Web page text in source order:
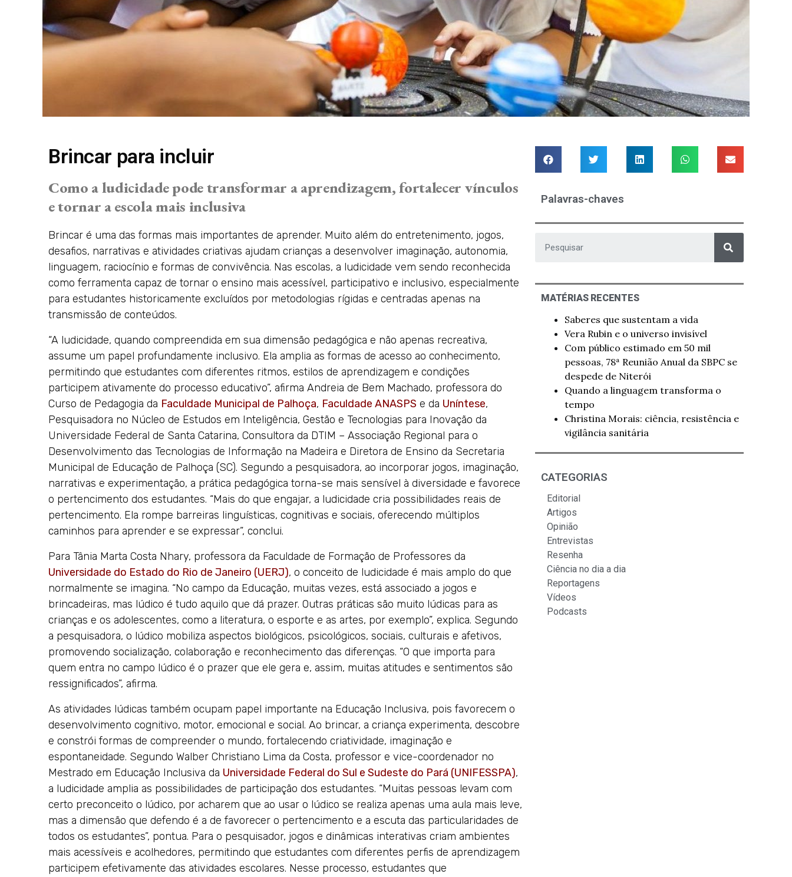
Brincar para incluir
Como a ludicidade pode transformar a aprendizagem, fortalecer vínculos
e tornar a escola mais inclusiva
Brincar é uma das formas mais importantes de aprender. Muito além do entretenimento, jogos,
desafios, narrativas e atividades criativas ajudam crianças a desenvolver imaginação, autonomia,
linguagem, raciocínio e formas de convivência. Nas escolas, a ludicidade vem sendo reconhecida
como ferramenta capaz de tornar o ensino mais acessível, participativo e inclusivo, especialmente
para estudantes historicamente excluídos por metodologias rígidas e centradas apenas na
transmissão de conteúdos.
“A ludicidade, quando compreendida em sua dimensão pedagógica e não apenas recreativa,
assume um papel profundamente inclusivo. Ela amplia as formas de acesso ao conhecimento,
permitindo que estudantes com diferentes ritmos, estilos de aprendizagem e condições
participem ativamente do processo educativo”, afirma Andreia de Bem Machado, professora do
Curso de Pedagogia da Faculdade Municipal de Palhoça, Faculdade ANASPS e da Uníntese,
Pesquisadora no Núcleo de Estudos em Inteligência, Gestão e Tecnologias para Inovação da
Universidade Federal de Santa Catarina, Consultora da DTIM – Associação Regional para o
Desenvolvimento das Tecnologias de Informação na Madeira e Diretora de Ensino da Secretaria
Municipal de Educação de Palhoça (SC). Segundo a pesquisadora, ao incorporar jogos, imaginação,
narrativas e experimentação, a prática pedagógica torna-se mais sensível à diversidade e favorece
o pertencimento dos estudantes. “Mais do que engajar, a ludicidade cria possibilidades reais de
pertencimento. Ela rompe barreiras linguísticas, cognitivas e sociais, oferecendo múltiplos
caminhos para aprender e se expressar”, conclui.
Para Tânia Marta Costa Nhary, professora da Faculdade de Formação de Professores da
Universidade do Estado do Rio de Janeiro (UERJ), o conceito de ludicidade é mais amplo do que
normalmente se imagina. “No campo da Educação, muitas vezes, está associado a jogos e
brincadeiras, mas lúdico é tudo aquilo que dá prazer. Outras práticas são muito lúdicas para as
crianças e os adolescentes, como a literatura, o esporte e as artes, por exemplo”, explica. Segundo
a pesquisadora, o lúdico mobiliza aspectos biológicos, psicológicos, sociais, culturais e afetivos,
promovendo socialização, colaboração e reconhecimento das diferenças. “O que importa para
quem entra no campo lúdico é o prazer que ele gera e, assim, muitas atitudes e sentimentos são
ressignificados”, afirma.
As atividades lúdicas também ocupam papel importante na Educação Inclusiva, pois favorecem o
desenvolvimento cognitivo, motor, emocional e social. Ao brincar, a criança experimenta, descobre
e constrói formas de compreender o mundo, fortalecendo criatividade, imaginação e
espontaneidade. Segundo Walber Christiano Lima da Costa, professor e vice-coordenador no
Mestrado em Educação Inclusiva da Universidade Federal do Sul e Sudeste do Pará (UNIFESSPA),
a ludicidade amplia as possibilidades de participação dos estudantes. “Muitas pessoas levam com
certo preconceito o lúdico, por acharem que ao usar o lúdico se realiza apenas uma aula mais leve,
mas a dimensão que defendo é a de favorecer o pertencimento e a escuta das particularidades de
todos os estudantes”, pontua. Para o pesquisador, jogos e dinâmicas interativas criam ambientes
mais acessíveis e acolhedores, permitindo que estudantes com diferentes perfis de aprendizagem
participem efetivamente das atividades escolares. Nesse processo, estudantes que
Palavras-chaves
MATÉRIAS RECENTES
Saberes que sustentam a vida
Vera Rubin e o universo invisível
Com público estimado em 50 mil
pessoas, 78ª Reunião Anual da SBPC se
despede de Niterói
Quando a linguagem transforma o
tempo
Christina Morais: ciência, resistência e
vigilância sanitária
CATEGORIAS
Editorial
Artigos
Opinião
Entrevistas
Resenha
Ciência no dia a dia
Reportagens
Vídeos
Podcasts